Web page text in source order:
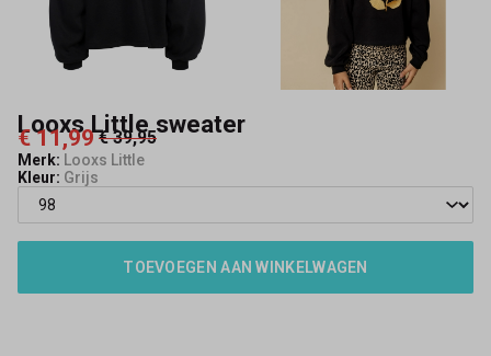
Looxs Little sweater
€ 11,99 € 39,95
Merk: Looxs Little
Kleur: Grijs
TOEVOEGEN AAN WINKELWAGEN